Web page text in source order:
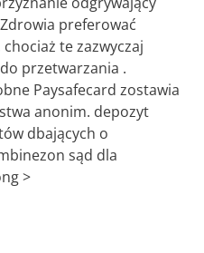
preferować
te zazwyczaj
przetwarzania .
Paysafecard zostawia
anonim. depozyt
dbających o
sąd dla
>